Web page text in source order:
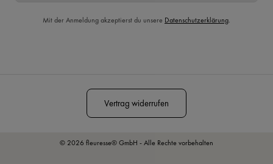
Mit der Anmeldung akzeptierst du unsere Datenschutzerklärung.
Vertrag widerrufen
© 2026 fleuresse® GmbH - Alle Rechte vorbehalten